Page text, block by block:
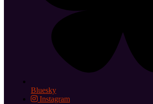
Bluesky
Instagram